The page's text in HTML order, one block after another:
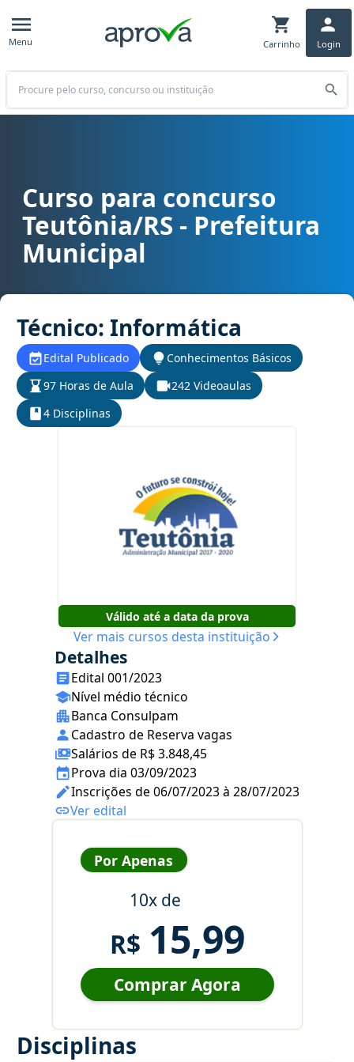
Menu Carrinho Login
Buscar
Curso para concurso Teutônia/RS - Prefeitura Municipal cargo
Curso para concurso
Teutônia/RS - Prefeitura
Municipal
Técnico: Informática
Edital Publicado
Conhecimentos Básicos
97 Horas de Aula
242 Videoaulas
4 Disciplinas
Válido até a data da prova
Ver mais cursos desta instituição
Detalhes
Edital 001/2023
Nível médio técnico
Banca Consulpam
Cadastro de Reserva vagas
Salários de R$ 3.848,45
Prova dia 03/09/2023
Inscrições de 06/07/2023 à 28/07/2023
Ver edital
Por Apenas
10x de
R$ 15,99
Comprar Agora
Disciplinas